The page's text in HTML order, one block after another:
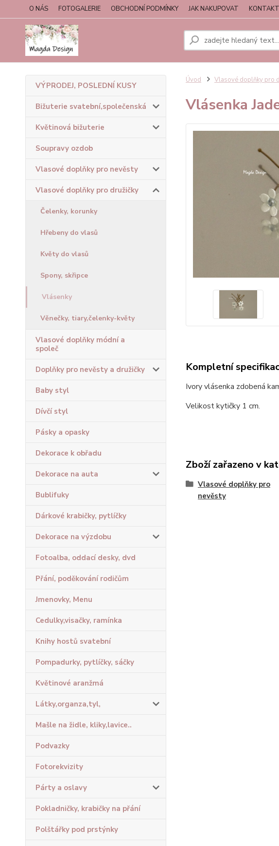
O NÁS FOTOGALERIE OBCHODNÍ PODMÍNKY JAK NAKUPOVAT
VÝPRODEJ, POSLEDNÍ KUSY
Bižuterie svatební,společenská
Květinová bižuterie
Soupravy ozdob
Vlasové doplňky pro nevěsty
Vlasové doplňky pro družičky
Čelenky, korunky
Hřebeny do vlasů
Květy do vlasů
Spony, skřipce
Vlásenky
Věnečky, tiary,čelenky-květy
Vlasové doplňky módní a
společ
Doplňky pro nevěsty a družičky
Baby styl
Dívčí styl
Pásky a opasky
Dekorace k obřadu
Dekorace na auta
Bublifuky
Dárkové krabičky, pytlíčky
Dekorace na výzdobu
Fotoalba, oddací desky, dvd
Přání, poděkování rodičům
Jmenovky, Menu
Cedulky,visačky, ramínka
Knihy hostů svatební
Pompadurky, pytlíčky, sáčky
Květinové aranžmá
Látky,organza,tyl,
Mašle na židle, kliky,lavice..
Podvazky
Fotorekvizity
Párty a oslavy
Pokladničky, krabičky na přání
Polštářky pod prstýnky
Úvod Vlasové doplňky pro
Vlásenka
Kompletní
Ivory vlásenka zdobená
Velikost kytičky 1 cm.
Zboží zařazeno v
Vlasové doplňky pro
nevěsty